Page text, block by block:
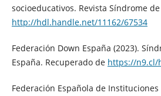
socioeducativos. Revista Síndrome
http://hdl.handle.net/11162/67534
Federación Down España (2023).
España. Recuperado de https://n9.cl/
Federación Española de